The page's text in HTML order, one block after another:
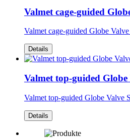
Valmet cage-guided
Valmet cage-guided Globe
Details
Valmet top-guided Globe
Valmet top-guided Globe Valve
Details